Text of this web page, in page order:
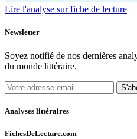
Lire l'analyse sur fiche de lecture
Newsletter
Soyez notifié de nos dernières
du monde littéraire.
Analyses littéraires
FichesDeLecture.com